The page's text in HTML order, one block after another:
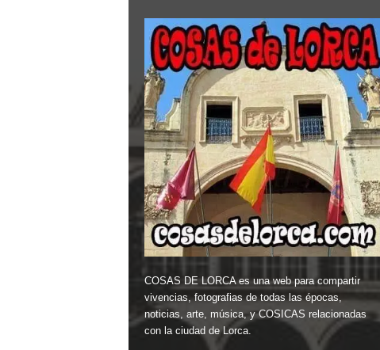
COSAS DE LORCA es una web para compartir
vivencias, fotografias de todas las épocas,
noticias, arte, música, y COSICAS relacionadas
con la ciudad de Lorca.